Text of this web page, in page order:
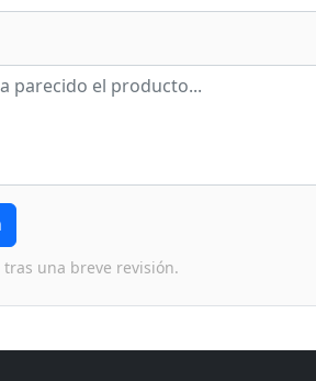
una breve revisión.